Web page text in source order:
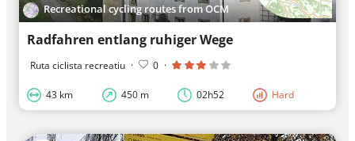
Recreational cycling routes from OCM
Radfahren entlang ruhiger Wege
Ruta ciclista recreatiu · 0 ·
43 km 450 m 02h52 Hard